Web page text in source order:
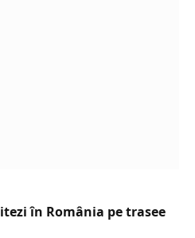
în România pe trasee